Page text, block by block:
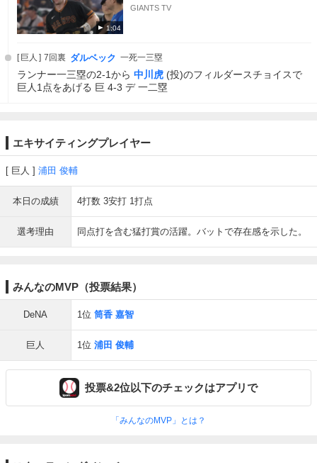
1:04
GIANTS TV
巨人 7回裏 ダルベック 一死一三塁
ランナー一三塁の2-1から 中川虎 (投)のフィルダースチョイスで
巨人1点をあげる 巨 4-3 デ 一二塁
エキサイティングプレイヤー
巨人 浦田 俊輔
本日の成績 4打数 3安打 1打点
選考理由 同点打を含む猛打賞の活躍。バットで存在感を示した。
みんなのMVP（投票結果）
DeNA 1位 筒香 嘉智
巨人 1位 浦田 俊輔
投票&2位以下のチェックはアプリで
「みんなのMVP」とは？